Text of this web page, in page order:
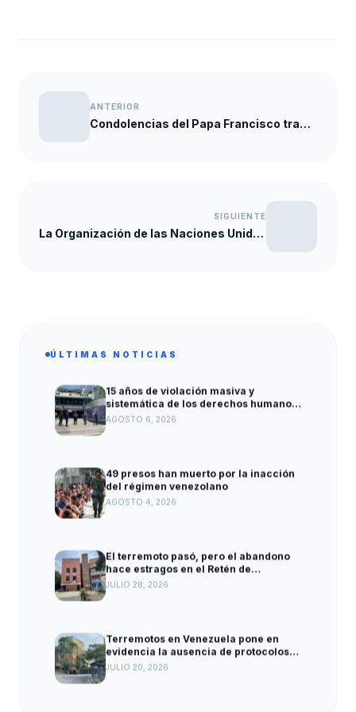
ANTERIOR
Condolencias del Papa Francisco tras motín en cárcel de México
SIGUIENTE
La Organización de las Naciones Unidas (ONU) pidió que se realice una investigación “imparcial y exhaustiva” sobre motín en penal de (Topo Chico – México)
ÚLTIMAS NOTICIAS
sistemática de los derechos humanos
en el Ministerio Penitenciario
AGOSTO 6, 2026
del régimen venezolano
AGOSTO 4, 2026
hace estragos en el Retén de
Caraballeda
JULIO 28, 2026
evidencia la ausencia de protocolos
para proteger a las personas privadas
de libertad
JULIO 20, 2026